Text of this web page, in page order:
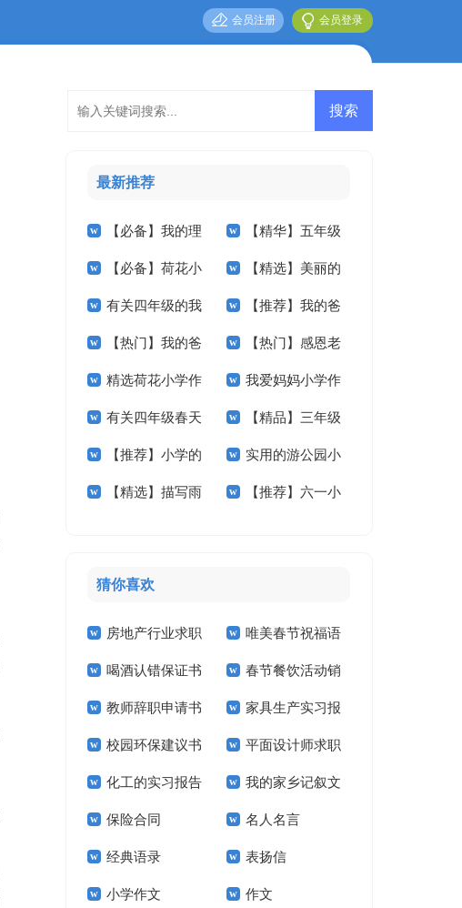
会员登录
会员注册
最新推荐
【必备】我的理
想小学作文3篇
【精华】五年级
我的作文集锦九篇
【必备】荷花小
学作文合集5篇
【精选】美丽的
小学作文300字四篇
有关四年级的我
作文300字四篇
【推荐】我的爸
爸小学作文九篇
【热门】我的爸
爸小学作文七篇
【热门】感恩老
师小学作文三篇
精选荷花小学作
文锦集5篇
我爱妈妈小学作
文五篇
有关四年级春天
作文300字集锦10篇
【精品】三年级
校园的作文四篇
【推荐】小学的
作文400字六篇
实用的游公园小
学作文3篇
【精选】描写雨 【推荐】六一小
猜你喜欢
房地产行业求职
信
唯美春节祝福语
喝酒认错保证书 春节餐饮活动销
售工作计划
教师辞职申请书 家具生产实习报
告
校园环保建议书 平面设计师求职
信14篇
化工的实习报告 我的家乡记叙文
15篇
保险合同 名人名言
经典语录 表扬信
小学作文 作文